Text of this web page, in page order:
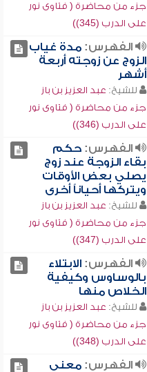
جزء من محاضرة ( فتاوى نور
على الدرب (345))
الفهرس:مدة غياب
الزوج عن زوجته أربعة
أشهر
للشيخ: عبد العزيز بن باز
جزء من محاضرة ( فتاوى نور
على الدرب (346))
الفهرس:حكم
بقاء الزوجة عند زوج
يصلي بعض الأوقات
ويتركها أحياناً أخرى
للشيخ: عبد العزيز بن باز
جزء من محاضرة ( فتاوى نور
على الدرب (347))
الفهرس:الابتلاء
بالوساوس وكيفية
الخلاص منها
للشيخ: عبد العزيز بن باز
جزء من محاضرة ( فتاوى نور
على الدرب (348))
الفهرس:معنى